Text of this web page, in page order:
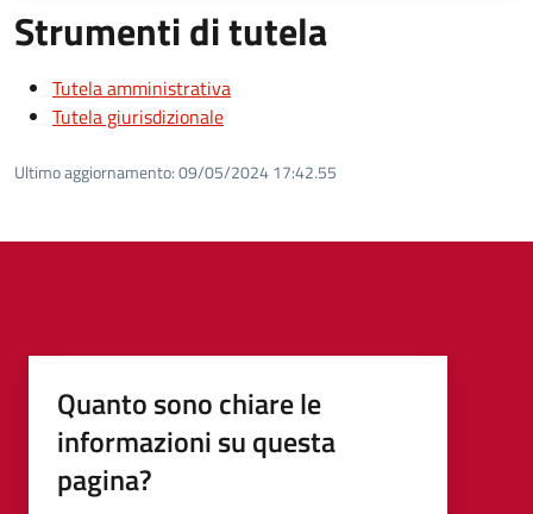
Strumenti di tutela
Tutela amministrativa
Tutela giurisdizionale
Ultimo aggiornamento:09/05/2024 17:42.55
Quanto sono chiare le
informazioni su questa
pagina?